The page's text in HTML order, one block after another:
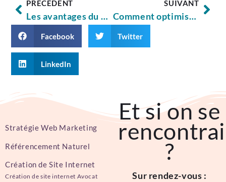
PRÉCÉDENT
Les avantages du SEO local pour les petites entreprises
SUIVANT
Comment optimiser le référencement de votre site WordPress ?
Facebook Twitter
LinkedIn
Stratégie Web Marketing
Référencement Naturel
Création de Site Internet
Création de site internet Avocat
Et si on se
?
Sur rendez-vous :